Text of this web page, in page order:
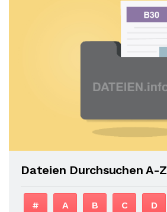
Dateien Durchsuchen A-Z
# A B C D